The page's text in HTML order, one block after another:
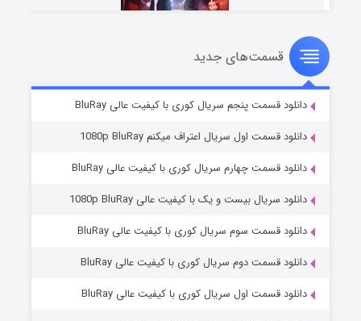
سریال زشت
قسمت۵ (زیرنویس) منتشر شد
وستی ها
قسمت۱ (زیرنویس) منتشر شد
قسمت‌های جدید
دانلود قسمت پنجم سریال کوری با کیفیت عالی BluRay
دانلود قسمت اول سریال اعتراف میکنم 1080p BluRay
دانلود قسمت چهارم سریال کوری با کیفیت عالی BluRay
دانلود سریال بیست و یک با کیفیت عالی 1080p BluRay
دانلود قسمت سوم سریال کوری با کیفیت عالی BluRay
دانلود قسمت دوم سریال کوری با کیفیت عالی BluRay
دانلود قسمت اول سریال کوری با کیفیت عالی BluRay